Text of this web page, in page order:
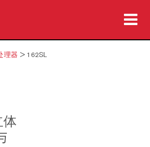
理器 > 162SL
体